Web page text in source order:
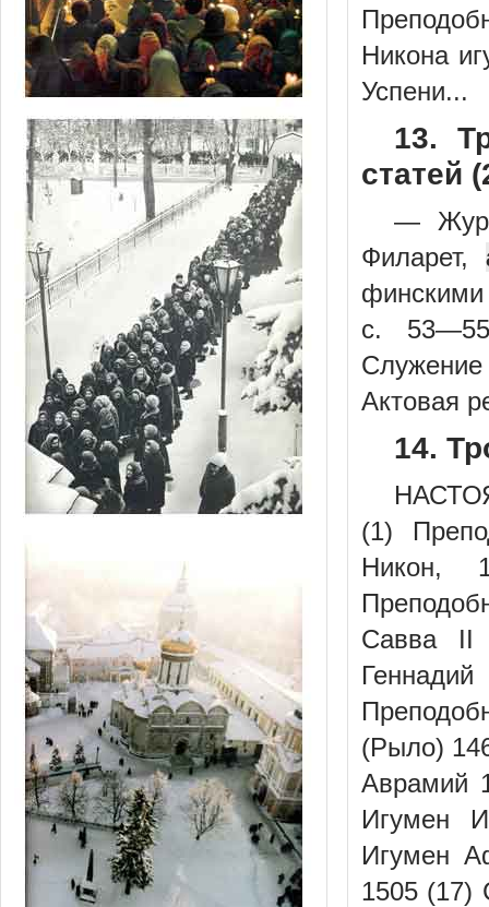
Никона
Успени...
13.
статей
—
Филарет,
с.
Актовая
14.
(1)
Никон,
Савва II
(Рыло)
Аврамий
Игумен
Игумен
1505 (17)